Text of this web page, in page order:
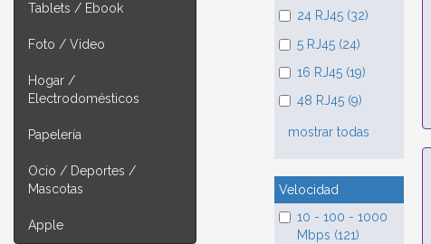
Tablets / Ebook
Foto / Video
Hogar /
Electrodomésticos
Papelería
Ocio / Deportes /
Mascotas
Apple
24 RJ45 (32)
5 RJ45 (24)
16 RJ45 (19)
48 RJ45 (9)
mostrar todas
Velocidad
10 - 100 - 1000
Mbps (121)